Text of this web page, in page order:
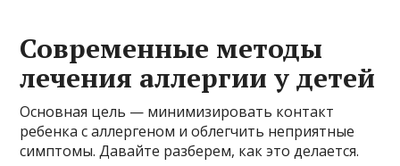
Современные методы
лечения аллергии у детей
Основная цель — минимизировать контакт
ребенка с аллергеном и облегчить неприятные
симптомы. Давайте разберем, как это делается.